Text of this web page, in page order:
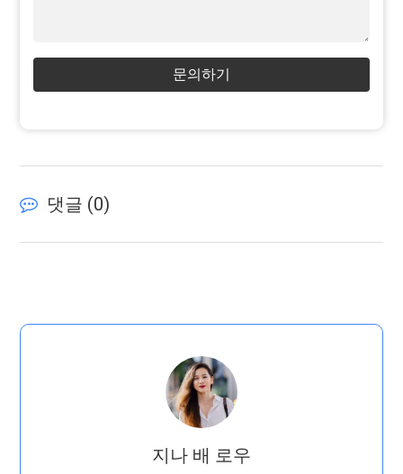
문의하기
댓글 (0)
지나 배 로우